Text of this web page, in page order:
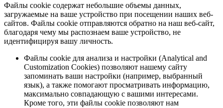
Файлы cookie содержат небольшие объемы данных,
загружаемые на ваше устройство при посещении наших веб-
сайтов. Файлы cookie отправляются обратно на наш веб-сайт,
благодаря чему мы распознаем ваше устройство, не
идентифицируя вашу личность.
Файлы cookie для анализа и настройки (Analytical and
Customization Cookies) позволяют нашему сайту
запоминать ваши настройки (например, выбранный
язык), а также помогают просматривать информацию,
максимально совпадающую с вашими интересами.
Кроме того, эти файлы cookie позволяют нам